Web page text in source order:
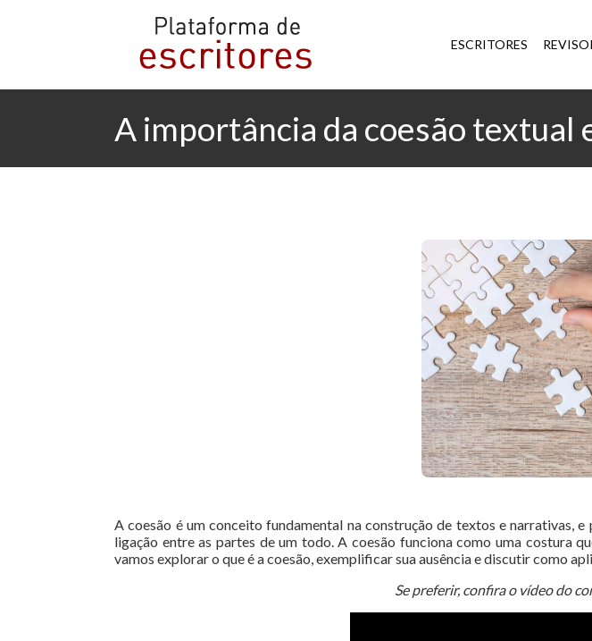
ESCRITORES
A importância da coesão textual
A coesão é um conceito fundamental na construção de textos e narrativas,
ligação entre as partes de um todo. A coesão funciona como uma costura
vamos explorar o que é a coesão, exemplificar sua ausência e discutir como
Se preferir, confira o vídeo do